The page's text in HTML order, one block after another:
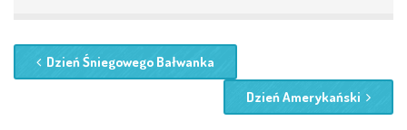
Dzień Śniegowego Bałwanka
Dzień Amerykański